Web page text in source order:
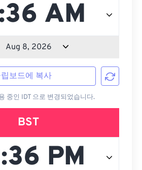
보드에 복사
중인 IDT 으로 변경되었습니다.
BST